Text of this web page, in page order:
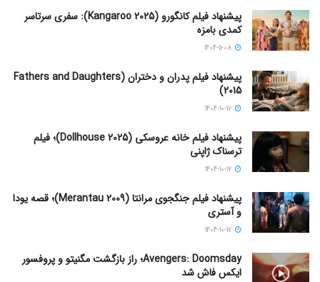
پیشنهاد فیلم کانگورو (Kangaroo 2025): سفری سرتاسر
کمدی بامزه
پیشنهاد فیلم پدران و دختران (Fathers and Daughters
2015)
پیشنهاد فیلم خانه عروسکی (Dollhouse 2025)؛ فیلم
ترسناک ژاپنی
پیشنهاد فیلم جنگجوی مرانتا (Merantau 2009)؛ قصه یودا
و آستری
Avengers: Doomsday؛ راز بازگشت مگنیتو و پروفسور
ایکس فاش شد